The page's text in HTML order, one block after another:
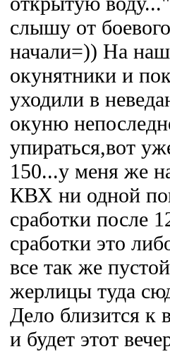
слышу от
начали=)) На
окунятники и
уходили в
окуню
упираться,вот
150...у меня же
КВХ ни одной
сработки после
сработки это
все так же
жерлицы туда
Дело близится к
и будет этот